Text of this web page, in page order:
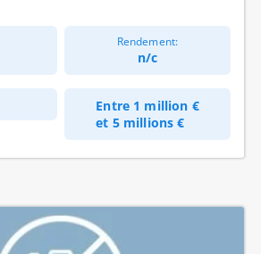
Rendement:
n/c
Entre 1 million €
et 5 millions €